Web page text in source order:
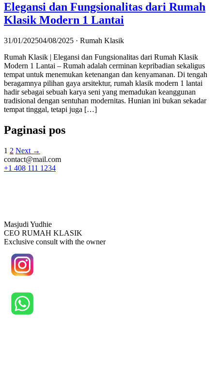
Elegansi dan Fungsionalitas dari Rumah
Klasik Modern 1 Lantai
31/01/202504/08/2025 · Rumah Klasik
Rumah Klasik | Elegansi dan Fungsionalitas dari Rumah Klasik
Modern 1 Lantai – Rumah adalah cerminan kepribadian sekaligus
tempat untuk menemukan ketenangan dan kenyamanan. Di tengah
beragamnya pilihan gaya arsitektur, rumah klasik modern 1 lantai
hadir sebagai sebuah karya seni yang memadukan keanggunan
tradisional dengan sentuhan modernitas. Hunian ini bukan sekadar
tempat tinggal, tetapi juga […]
Paginasi pos
1 2 Next →
contact@mail.com
+1 408 111 1234
Masjudi Yudhie
CEO RUMAH KLASIK
Exclusive consult with the owner